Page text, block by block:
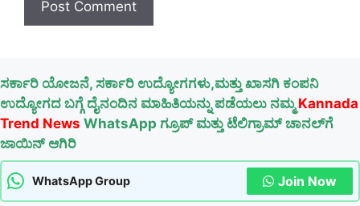
ಸರ್ಕಾರಿ ಯೋಜನೆ, ಸರ್ಕಾರಿ ಉದ್ಯೋಗಗಳು,ಮತ್ತು ಖಾಸಗಿ ಕಂಪನಿ
ಉದ್ಯೋಗದ ಬಗ್ಗೆ ದೈನಂದಿನ ಮಾಹಿತಿಯನ್ನು ಪಡೆಯಲು ನಮ್ಮ Kannada
Trend News WhatsApp ಗ್ರೂಪ್ ಮತ್ತು ಟೆಲಿಗ್ರಾಮ್ ಚಾನಲ್‌ಗೆ
ಜಾಯಿನ್ ಆಗಿರಿ
WhatsApp Group Join Now